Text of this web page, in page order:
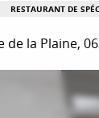
RESTAURANT DE
de la Plaine,